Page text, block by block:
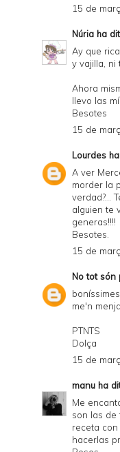
d
P
D
15 de
Núria ha
Ay que
y vajilla, ni
Ahora
llevo las
Besotes
15 de
Lourdes
A ver
morder la
verdad?...
alguien te
generas!!!!
Besotes.
15 de
No tot són
me'n
PTNTS
Dolça
15 de
manu ha
Me
son las de
receta
hacerlas